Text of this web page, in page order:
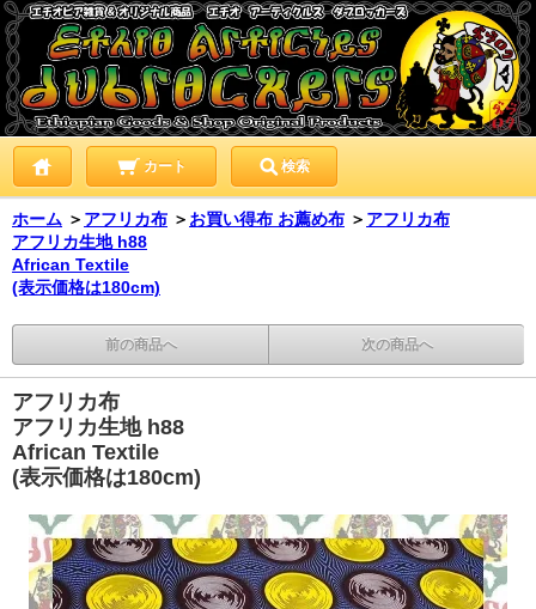
カート 検索
ホーム ＞ アフリカ布 ＞ お買い得布 お薦め布 ＞ アフリカ布
アフリカ生地 h88
African Textile
(表示価格は180cm)
前の商品へ 次の商品へ
アフリカ布
アフリカ生地 h88
African Textile
(表示価格は180cm)